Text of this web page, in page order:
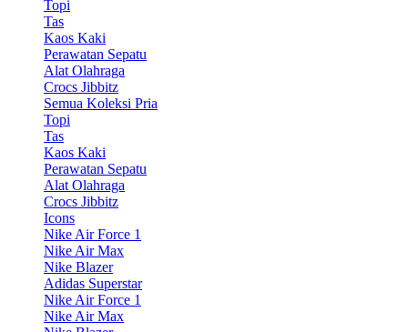
Topi
Tas
Kaos Kaki
Perawatan Sepatu
Alat Olahraga
Crocs Jibbitz
Semua Koleksi Pria
Topi
Tas
Kaos Kaki
Perawatan Sepatu
Alat Olahraga
Crocs Jibbitz
Icons
Nike Air Force 1
Nike Air Max
Nike Blazer
Adidas Superstar
Nike Air Force 1
Nike Air Max